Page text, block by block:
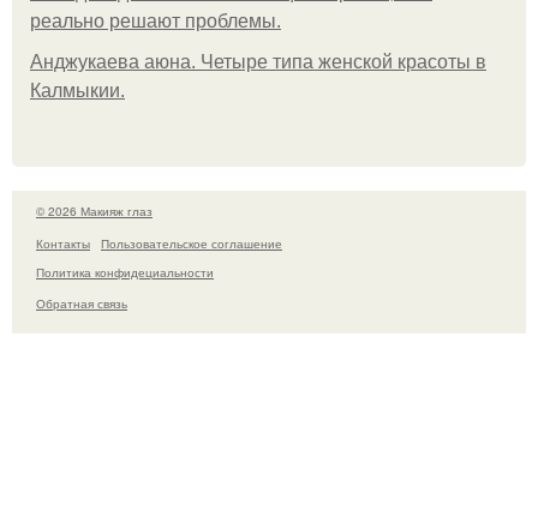
реально решают проблемы.
Анджукаева аюна. Четыре типа женской красоты в
Калмыкии.
© 2026 Макияж глаз
Контакты
Пользовательское соглашение
Политика конфидециальности
Обратная связь